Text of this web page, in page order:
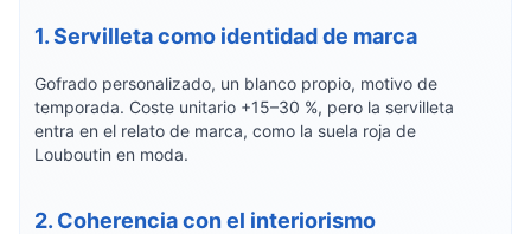
1. Servilleta como identidad de marca
Gofrado personalizado, un blanco propio, motivo de
temporada. Coste unitario +15–30 %, pero la servilleta
entra en el relato de marca, como la suela roja de
Louboutin en moda.
2. Coherencia con el interiorismo